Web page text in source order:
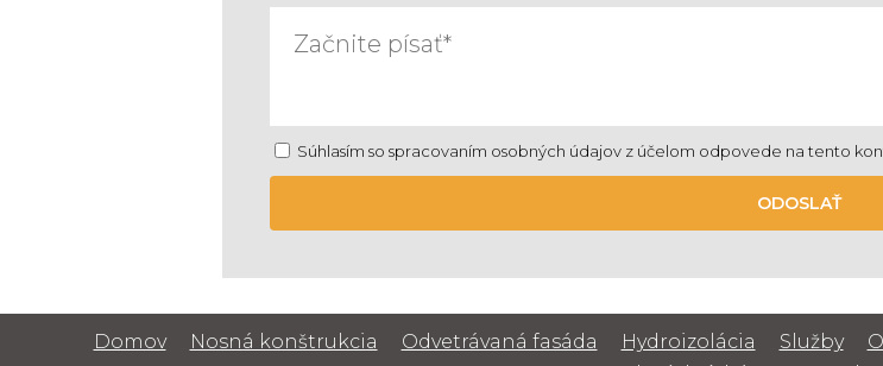
Súhlasím so spracovaním osobných údajov z účelom odpovede na tento
ODOSLAŤ
Domov Nosná konštrukcia Odvetrávaná fasáda Hydroizolácia Služby